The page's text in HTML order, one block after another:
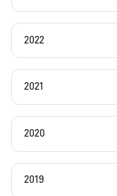
2022
2021
2020
2019